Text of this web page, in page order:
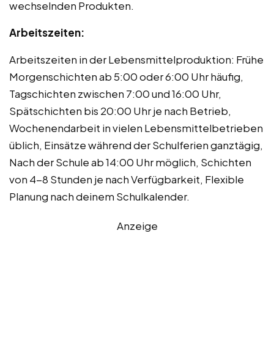
wechselnden Produkten.
Arbeitszeiten:
Arbeitszeiten in der Lebensmittelproduktion: Frühe
Morgenschichten ab 5:00 oder 6:00 Uhr häufig,
Tagschichten zwischen 7:00 und 16:00 Uhr,
Spätschichten bis 20:00 Uhr je nach Betrieb,
Wochenendarbeit in vielen Lebensmittelbetrieben
üblich, Einsätze während der Schulferien ganztägig,
Nach der Schule ab 14:00 Uhr möglich, Schichten
von 4-8 Stunden je nach Verfügbarkeit, Flexible
Planung nach deinem Schulkalender.
Anzeige